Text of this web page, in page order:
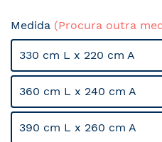
Medida (Procura outra
330 cm L x 220 cm A
360 cm L x 240 cm A
390 cm L x 260 cm A